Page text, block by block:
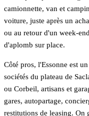
camionnette, van et
voiture, juste après un
ou au retour d'un week-
d'aplomb sur place.
Côté pros, l'Essonne est
sociétés du plateau de
ou Corbeil, artisans et
gares, autopartage,
restitutions de leasing. On